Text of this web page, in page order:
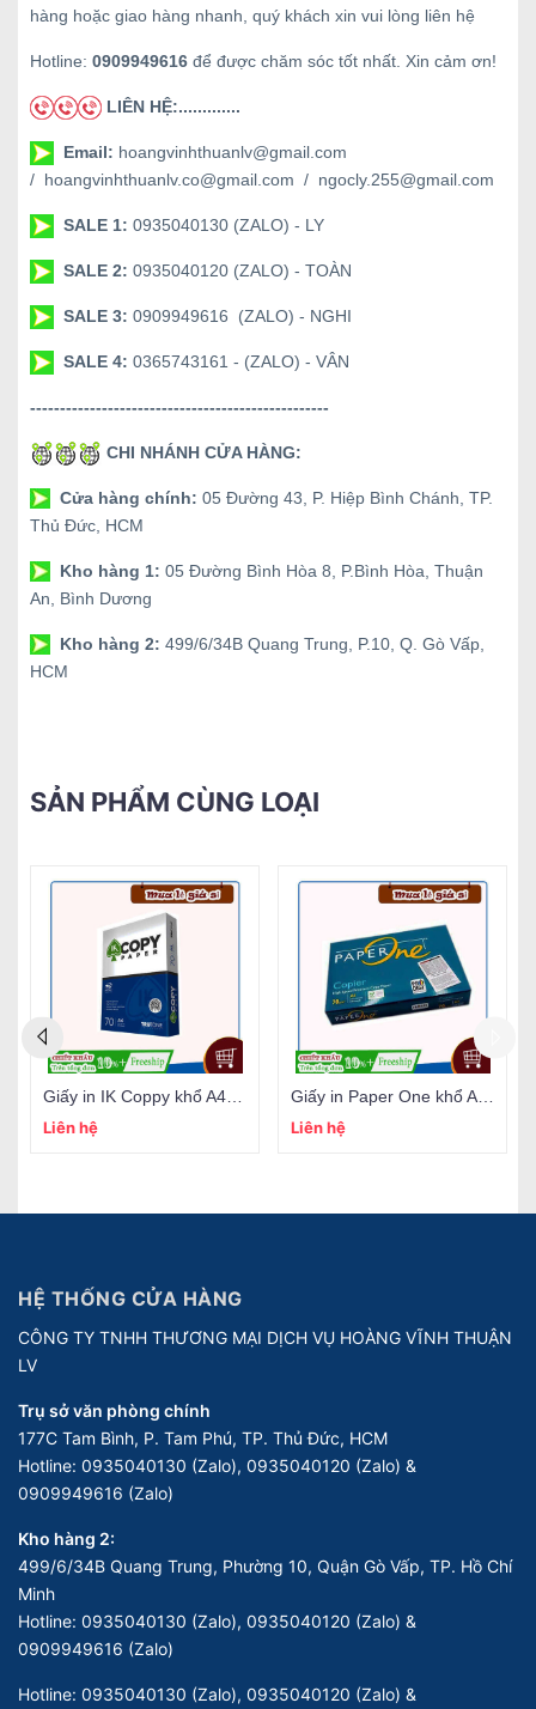
hàng hoặc giao hàng nhanh, quý khách xin vui lòng liên hệ
Hotline: 0909949616 để được chăm sóc tốt nhất. Xin cảm ơn!
LIÊN HỆ:.............
Email: hoangvinhthuanlv@gmail.com
/ hoangvinhthuanlv.co@gmail.com / ngocly.255@gmail.com
SALE 1: 0935040130 (ZALO) - LY
SALE 2: 0935040120 (ZALO) - TOÀN
SALE 3: 0909949616 (ZALO) - NGHI
SALE 4: 0365743161 - (ZALO) - VÂN
--------------------------------------------------
CHI NHÁNH CỬA HÀNG:
Cửa hàng chính: 05 Đường 43, P. Hiệp Bình Chánh, TP.
Thủ Đức, HCM
Kho hàng 1: 05 Đường Bình Hòa 8, P.Bình Hòa, Thuận
An, Bình Dương
Kho hàng 2: 499/6/34B Quang Trung, P.10, Q. Gò Vấp,
HCM
SẢN PHẨM CÙNG LOẠI
Liên hệ
Liên hệ
HỆ THỐNG CỬA HÀNG
CÔNG TY TNHH THƯƠNG MẠI DỊCH VỤ HOÀNG VĨNH THUẬN
LV
Trụ sở văn phòng chính
177C Tam Bình, P. Tam Phú, TP. Thủ Đức, HCM
Hotline: 0935040130 (Zalo), 0935040120 (Zalo) &
0909949616 (Zalo)
Kho hàng 2:
499/6/34B Quang Trung, Phường 10, Quận Gò Vấp, TP. Hồ Chí
Minh
Hotline: 0935040130 (Zalo), 0935040120 (Zalo) &
0909949616 (Zalo)
Hotline: 0935040130 (Zalo), 0935040120 (Zalo) &